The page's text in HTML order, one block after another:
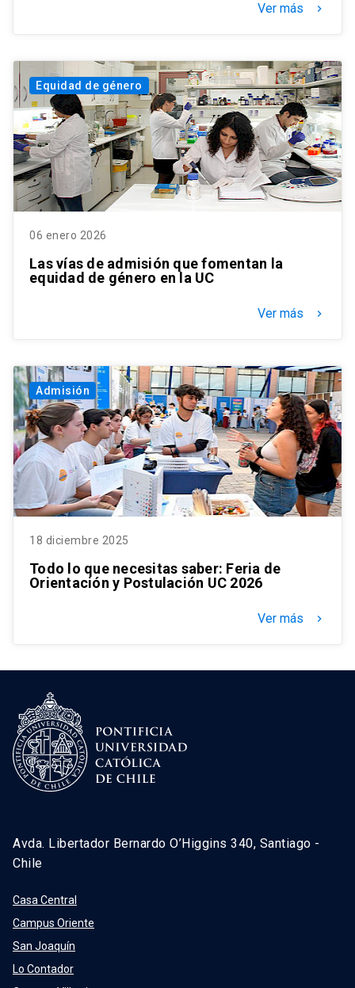
Ver más keyboard_arrow_right
Equidad de género
06 enero 2026
Las vías de admisión que fomentan la
equidad de género en la UC
Ver más keyboard_arrow_right
Admisión
18 diciembre 2025
Todo lo que necesitas saber: Feria de
Orientación y Postulación UC 2026
Ver más keyboard_arrow_right
Avda. Libertador Bernardo O’Higgins 340, Santiago -
Chile
Casa Central
Campus Oriente
San Joaquín
Lo Contador